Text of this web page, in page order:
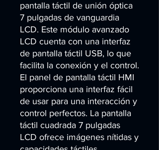
pantalla táctil de unión óptica
7 pulgadas de vanguardia
LCD. Este módulo avanzado
LCD cuenta con una interfaz
de pantalla táctil USB, lo que
facilita la conexión y el control.
El panel de pantalla táctil HMI
proporciona una interfaz fácil
de usar para una interacción y
control perfectos. La pantalla
táctil cuadrada 7 pulgadas
LCD ofrece imágenes nítidas y